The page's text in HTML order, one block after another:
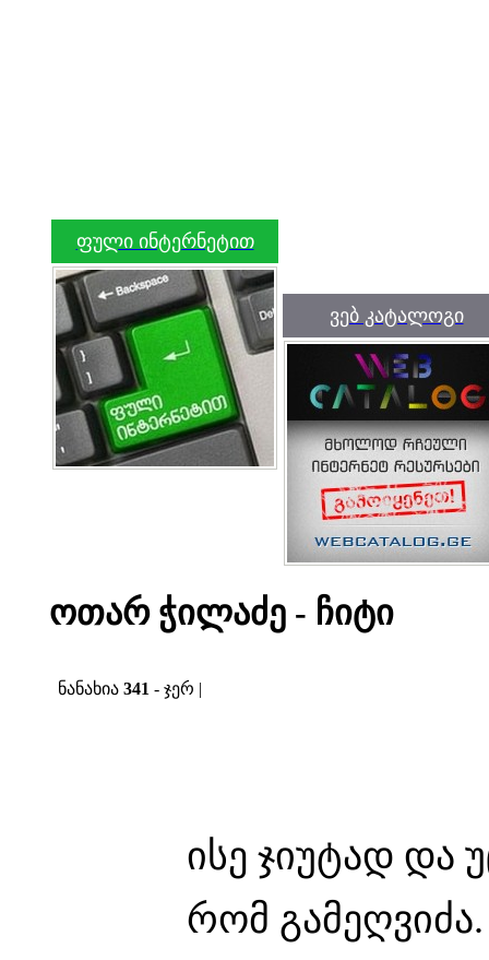
ფული ინტერნეტით
ვებ კატალოგი
ოთარ ჭილაძე - ჩიტი
ნანახია 341 - ჯერ |
ისე ჯიუტად და
რომ გამეღვიძა.